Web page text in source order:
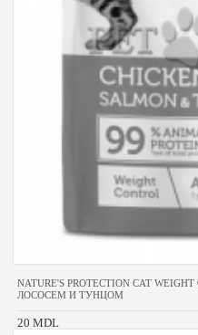
NATURE'S PROTECTION CAT
ЛОСОСЕМ И ТУНЦОМ
20 MDL